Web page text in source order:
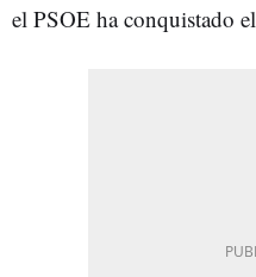
el PSOE ha conquistado